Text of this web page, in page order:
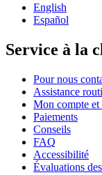
English
Español
Service à la
Pour nous
Assistance
Mon compte et
Paiements
Conseils
FAQ
Accessibilité
Évaluations